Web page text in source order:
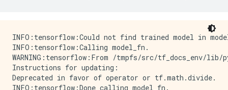
Call initializer instance with the dtype argument
INFO:tensorflow:Bypassing TPUEstimator hook
INFO:tensorflow:Done calling model_fn.
INFO:tensorflow:TPU job name worker
INFO:tensorflow:Graph was finalized.
INFO:tensorflow:Running local_init_op.
INFO:tensorflow:Done running local_init_op.
INFO:tensorflow:Could not find trained model in
INFO:tensorflow:Calling model_fn.
WARNING:tensorflow:From /tmpfs/src/tf_docs_env/
Instructions for updating:
Deprecated in favor of operator or tf.math.divide.
INFO:tensorflow:Done calling model_fn.